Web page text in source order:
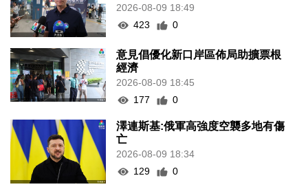
2026-08-09 18:49
423
0
意見倡優化新口岸區佈局助擴票根
經濟
2026-08-09 18:45
177
0
澤連斯基:俄軍高強度空襲多地有傷
亡
2026-08-09 18:34
129
0